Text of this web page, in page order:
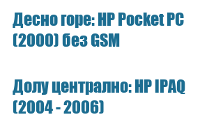
Десно горе: HP Pocket PC
(2000) без GSM
Долу централно: HP iPAQ
(2004 - 2006)